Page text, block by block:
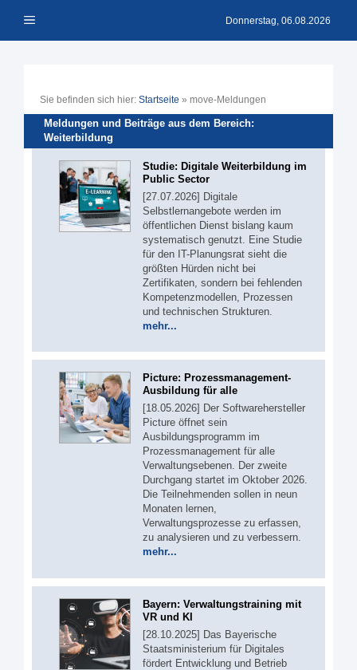
Inhalt Menü Donnerstag, 06.08.2026
Sie befinden sich hier: Startseite » move-Meldungen
Meldungen und Beiträge aus dem Bereich:
Weiterbildung
Studie: Digitale Weiterbildung im
Public Sector
[27.07.2026] Digitale
Selbstlernangebote werden im
öffentlichen Dienst bislang kaum
systematisch genutzt. Eine Studie
für den IT-Planungsrat sieht die
größten Hürden nicht bei
Zertifikaten, sondern bei fehlenden
Kompetenzmodellen, Prozessen
und technischen Strukturen.
mehr...
Picture: Prozessmanagement-
Ausbildung für alle
[18.05.2026] Der Softwarehersteller
Picture öffnet sein
Ausbildungsprogramm im
Prozessmanagement für alle
Verwaltungsebenen. Der zweite
Durchgang startet im Oktober 2026.
Die Teilnehmenden sollen in neun
Monaten lernen,
Verwaltungsprozesse zu erfassen,
zu analysieren und zu verbessern.
mehr...
Bayern: Verwaltungstraining mit
VR und KI
[28.10.2025] Das Bayerische
Staatsministerium für Digitales
fördert Entwicklung und Betrieb